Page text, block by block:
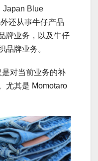
Japan Blue
还从事牛仔产品
牌业务，以及牛仔
品牌业务。
对当前业务的补
尤其是 Momotaro